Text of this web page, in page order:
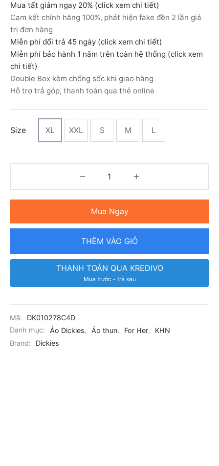
Mua tất giảm ngay 20% (click xem chi tiết)
Cam kết chính hãng 100%, phát hiện fake đền 2 lần giá
trị đơn hàng
Miễn phí đổi trả 45 ngày (click xem chi tiết)
Miễn phí bảo hành 1 năm trên toàn hệ thống (click xem
chi tiết)
Double Box kèm chống sốc khi giao hàng
Hỗ trợ trả góp, thanh toán qua thẻ online
Size XL XXL S M L
Mua Ngay
THÊM VÀO GIỎ
THANH TOÁN QUA KREDIVO
Mua trước - trả sau
Mã:
DK010278C4D
Danh mục:
Áo Dickies, Áo thun, For Her,
KHN
Brand:
Dickies